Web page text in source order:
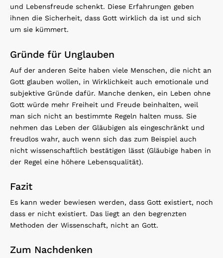
und Lebensfreude schenkt. Diese Erfahrungen geben
ihnen die Sicherheit, dass Gott wirklich da ist und sich
um sie kümmert.
Gründe für Unglauben
Auf der anderen Seite haben viele Menschen, die nicht an
Gott glauben wollen, in Wirklichkeit auch emotionale und
subjektive Gründe dafür. Manche denken, ein Leben ohne
Gott würde mehr Freiheit und Freude beinhalten, weil
man sich nicht an bestimmte Regeln halten muss. Sie
nehmen das Leben der Gläubigen als eingeschränkt und
freudlos wahr, auch wenn sich das zum Beispiel auch
nicht wissenschaftlich bestätigen lässt (Gläubige haben in
der Regel eine höhere Lebensqualität).
Fazit
Es kann weder bewiesen werden, dass Gott existiert, noch
dass er nicht existiert. Das liegt an den begrenzten
Methoden der Wissenschaft, nicht an Gott.
Zum Nachdenken